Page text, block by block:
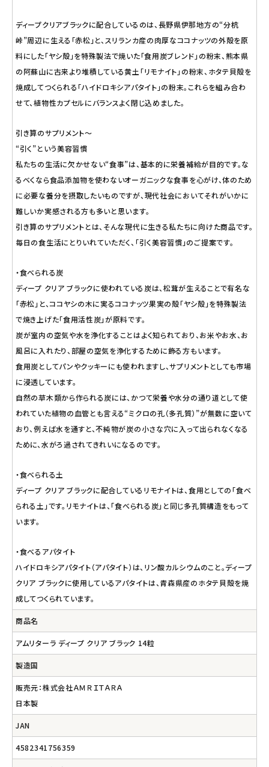
ディープクリアブラックに配合しているのは、長野県伊那地方の“分杭
峠”周辺に生える「赤松」と、スリランカ産の肉厚なココナッツの外殻を原
料にした「ヤシ殻」を特殊製法で焼いた「食用炭ブレンド」の粉末、熊本県
の阿蘇山に古来より堆積している黄土「リモナイト」の粉末、ホタテ貝殻を
焼成してつくられる「ハイドロキシアパタイト」の粉末。これらを組み合わ
せて、植物性カプセルにバランスよく閉じ込めました。
引き算のサプリメント～
“引く”という美容習慣
私たちの生活に欠かせない“食事”は、基本的に栄養補給が目的です。な
るべくなら食品添加物を使わないオーガニックな食事を心がけ、体のため
に必要な養分を摂取したいものですが、現代社会においてそれがいかに
難しいか実感される方も多いと思います。
引き算のサプリメントとは、そんな現代に生きる私たちに向けた商品です。
毎日の食生活にとりいれていただく、「引く美容習慣」のご提案です。
・食べられる炭
ディープ クリア ブラックに使われている炭は、松茸が生えることで有名な
「赤松」と、ココヤシの木に実るココナッツ果実の殻「ヤシ殻」を特殊製法
で焼き上げた「食用活性炭」が原料です。
炭が室内の空気や水を浄化することはよく知られており、お米やお水、お
風呂に入れたり、部屋の空気を浄化するために飾る方もいます。
食用炭としてパンやクッキーにも使われますし、サプリメントとしても市場
に浸透しています。
自然の草木類から作られる炭には、かつて栄養や水分の通り道として使
われていた植物の血管とも言える“ミクロの孔（多孔質）”が無数に空いて
おり、例えば水を通すと、不純物が炭の小さな穴に入って出られなくなる
ために、水がろ過されてきれいになるのです。
・食べられる土
ディープ クリア ブラックに配合しているリモナイトは、食用としての「食べ
られる土」です。リモナイトは、「食べられる炭」と同じ多孔質構造をもって
います。
・食べるアパタイト
ハイドロキシアパタイト（アパタイト）は、リン酸カルシウムのこと。ディープ
クリア ブラックに使用しているアパタイトは、青森県産のホタテ貝殻を焼
成してつくられています。
商品名
アムリターラ ディープ クリア ブラック 14粒
製造国
販売元：株式会社ＡＭＲＩＴＡＲＡ
日本製
JAN
4582341756359